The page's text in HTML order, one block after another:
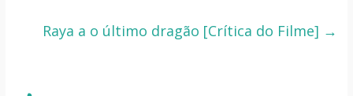
Raya a o último dragão [Crítica do Filme] →